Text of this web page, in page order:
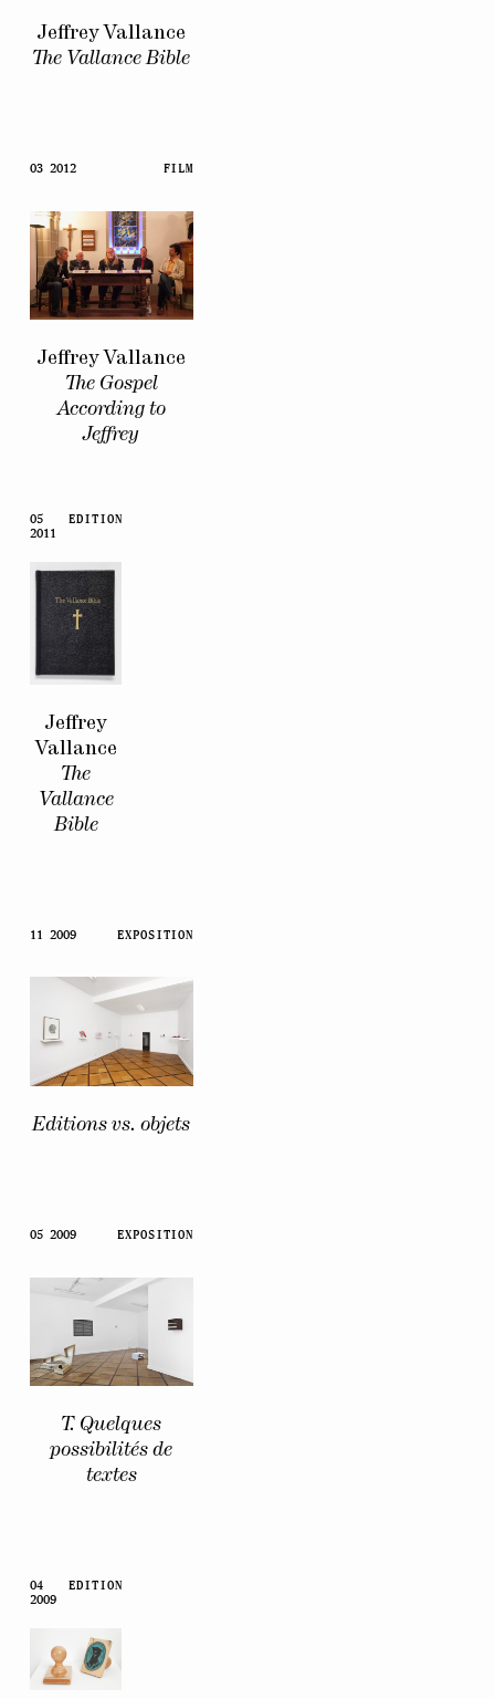
Jeffrey Vallance
The Vallance Bible
03 2012 FILM
Jeffrey Vallance
The Gospel
According to
Jeffrey
05
2011
EDITION
Jeffrey
Vallance
The
Vallance
Bible
11 2009 EXPOSITION
Editions vs. objets
05 2009 EXPOSITION
T. Quelques
possibilités de
textes
04
2009
EDITION